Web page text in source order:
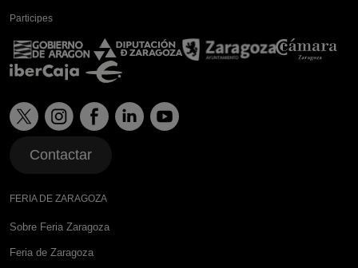
Participes
Contactar
FERIA DE ZARAGOZA
Sobre Feria Zaragoza
Feria de Zaragoza